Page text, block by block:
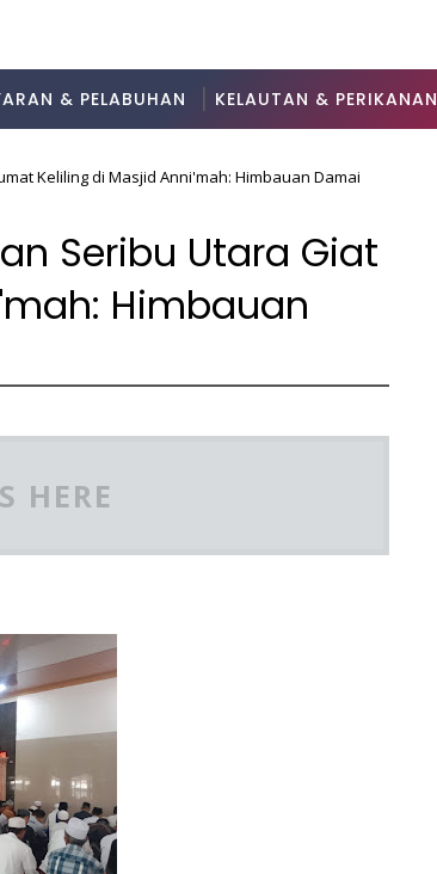
& PELABUHAN KELAUTAN & PERIKANAN
Keliling di Masjid Anni'mah: Himbauan Damai
Seribu Utara Giat
Himbauan
HERE